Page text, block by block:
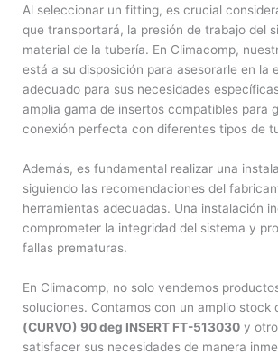
Al seleccionar un fitting, es crucial
que transportará, la presión de trabajo del
material de la tubería. En Climacomp,
está a su disposición para asesorarle en la
adecuado para sus necesidades
amplia gama de insertos compatibles para
conexión perfecta con diferentes tipos de
Además, es fundamental realizar una
siguiendo las recomendaciones del
herramientas adecuadas. Una instalación
comprometer la integridad del sistema y
fallas prematuras.
En Climacomp, no solo vendemos
soluciones. Contamos con un amplio stock
(CURVO) 90 deg INSERT FT-513030 y
satisfacer sus necesidades de manera